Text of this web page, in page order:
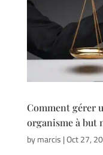
Comment gérer
organisme à but
bymarcis|Oct 27,